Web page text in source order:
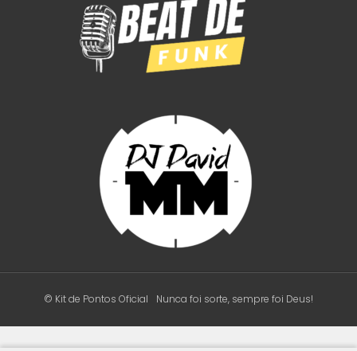
© Kit de Pontos Oficial Nunca foi sorte, sempre foi Deus!